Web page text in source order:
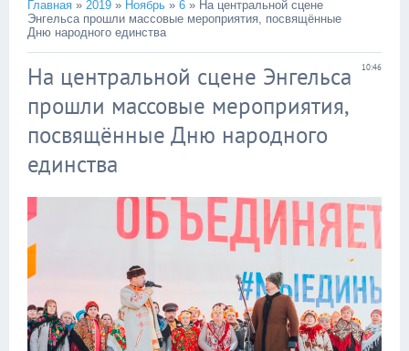
Главная » 2019 » Ноябрь » 6 » На центральной сцене
Энгельса прошли массовые мероприятия, посвящённые
Дню народного единства
10:46
На центральной сцене Энгельса
прошли массовые мероприятия,
посвящённые Дню народного
единства